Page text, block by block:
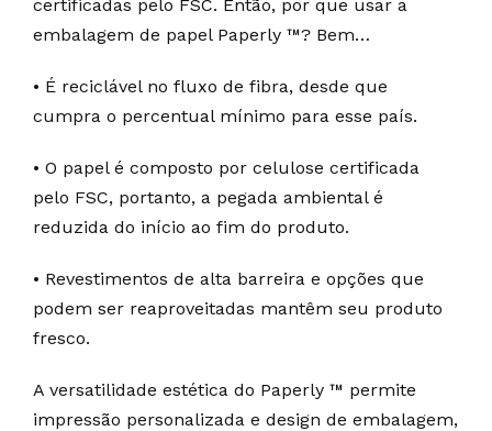
certificadas pelo FSC. Então, por que usar a
embalagem de papel Paperly ™? Bem…
• É reciclável no fluxo de fibra, desde que
cumpra o percentual mínimo para esse país.
• O papel é composto por celulose certificada
pelo FSC, portanto, a pegada ambiental é
reduzida do início ao fim do produto.
• Revestimentos de alta barreira e opções que
podem ser reaproveitadas mantêm seu produto
fresco.
A versatilidade estética do Paperly ™ permite
impressão personalizada e design de embalagem,